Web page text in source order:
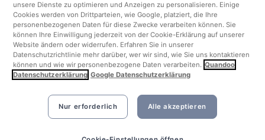
Türkei
Niederlande
Singapur
unsere Dienste zu optimieren und Anzeigen zu personalisieren. Einige
Cookies werden von Drittparteien, wie Google, platziert, die Ihre
personenbezogenen Daten für diese Zwecke verarbeiten können. Sie
können Ihre Einwilligung jederzeit von der Cookie-Erklärung auf unserer
Website ändern oder widerrufen. Erfahren Sie in unserer
Datenschutzrichtlinie mehr darüber, wer wir sind, wie Sie uns kontaktieren
können und wie wir personenbezogene Daten verarbeiten. Quandoo
Datenschutzerklärung Google Datenschutzerklärung
Nur erforderlich Alle akzeptieren